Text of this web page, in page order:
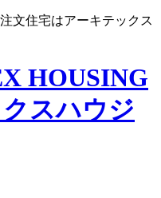
文住宅はアーキテックス